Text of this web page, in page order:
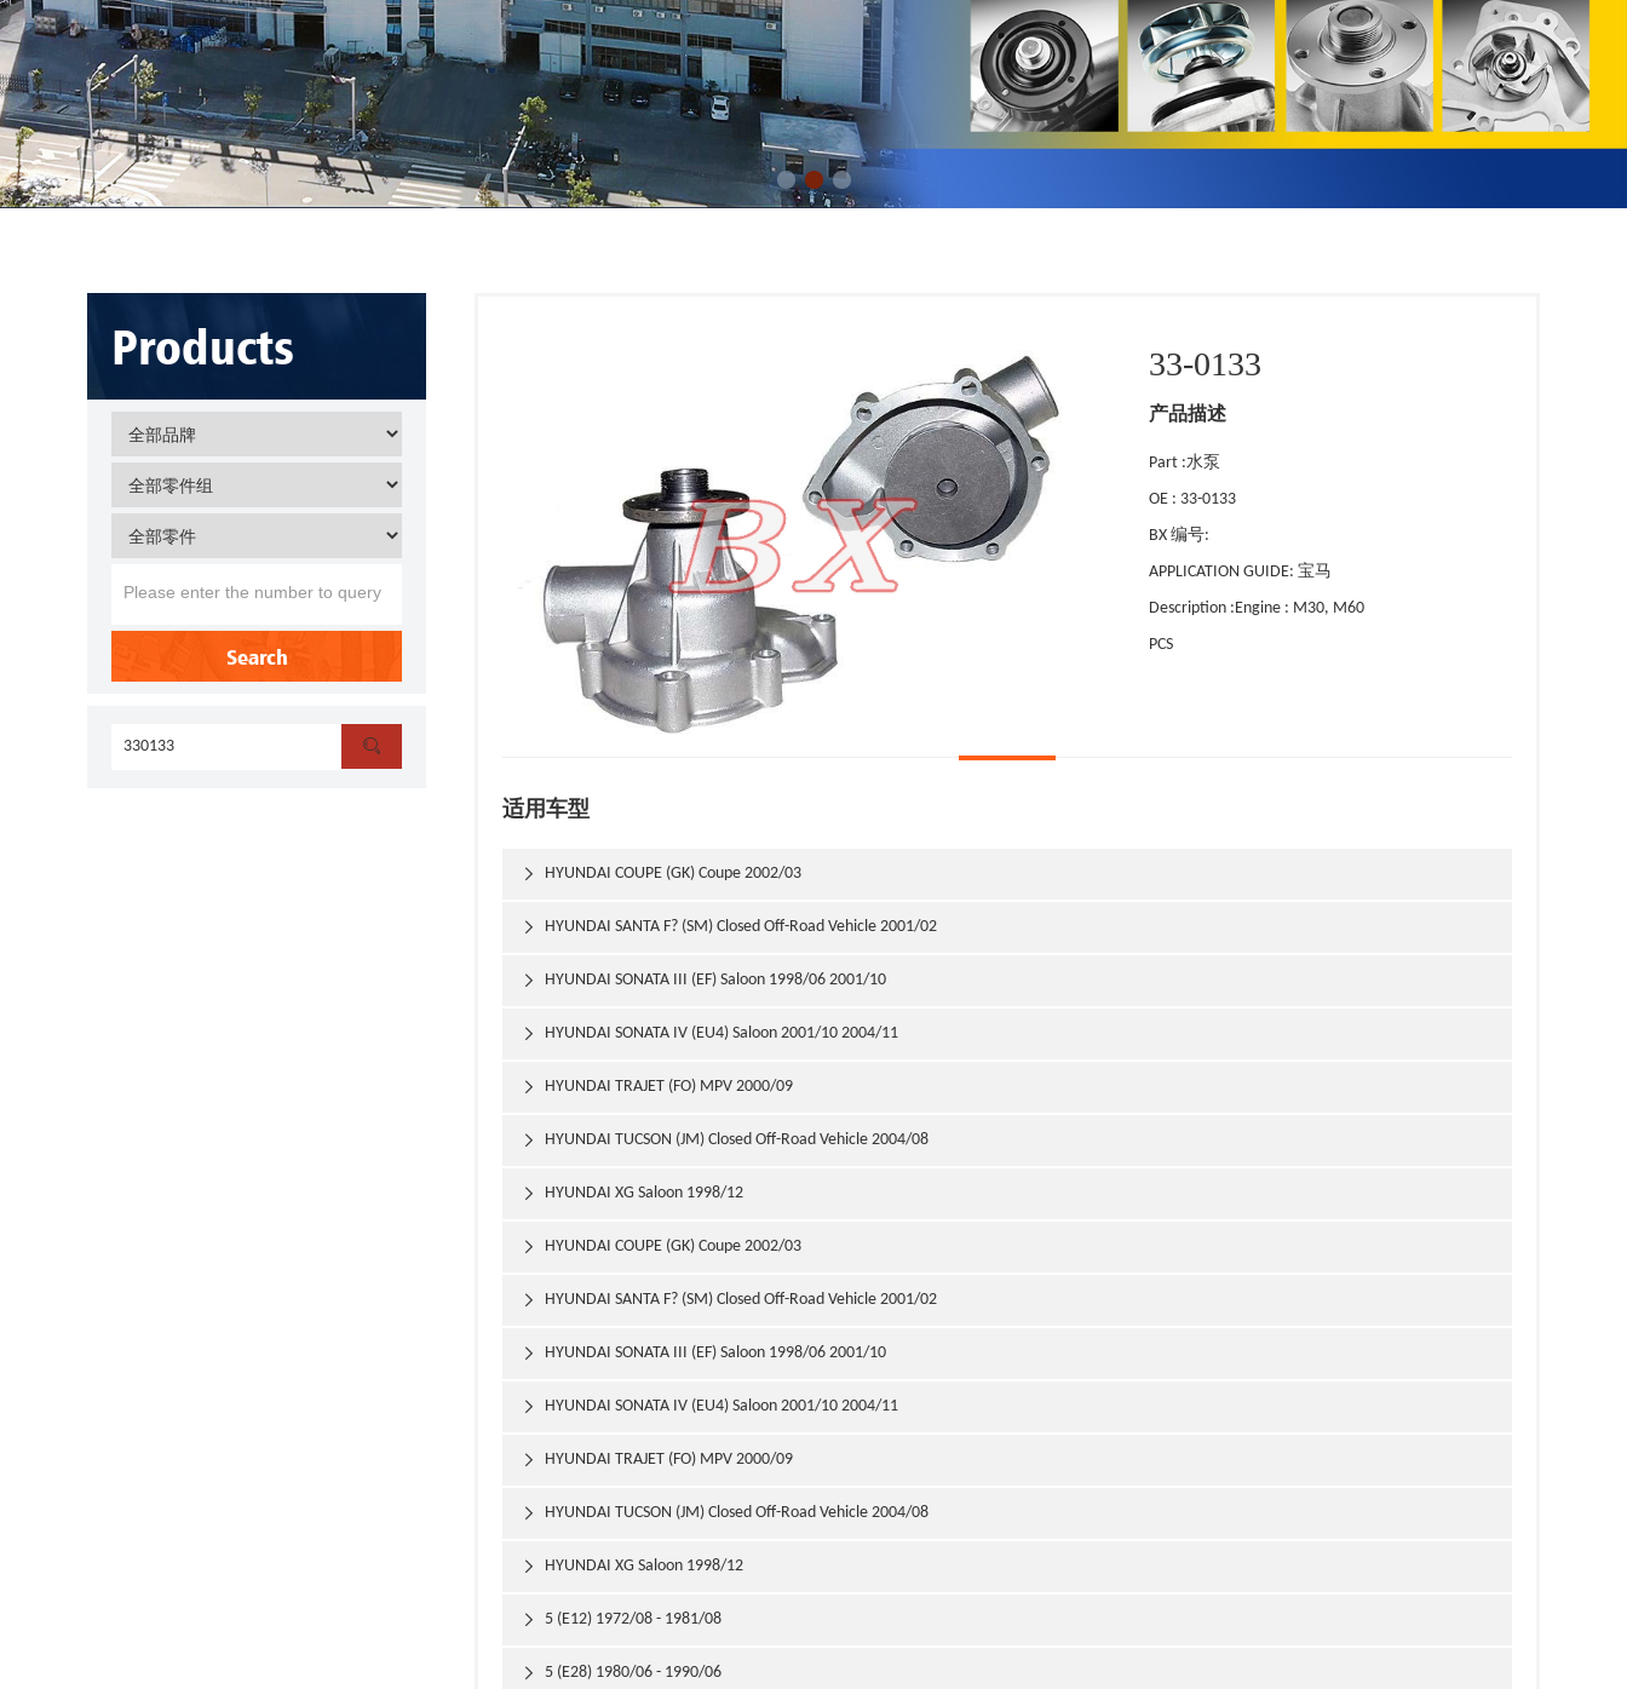
Products
Search

33-0133
产品描述
Part :水泵
OE : 33-0133
BX 编号:
APPLICATION GUIDE: 宝马
Description :Engine : M30, M60
PCS
适用车型
HYUNDAI COUPE (GK) Coupe 2002/03

HYUNDAI SANTA F? (SM) Closed Off-Road Vehicle 2001/02

HYUNDAI SONATA III (EF) Saloon 1998/06 2001/10

HYUNDAI SONATA IV (EU4) Saloon 2001/10 2004/11

HYUNDAI TRAJET (FO) MPV 2000/09

HYUNDAI TUCSON (JM) Closed Off-Road Vehicle 2004/08

HYUNDAI XG Saloon 1998/12

HYUNDAI COUPE (GK) Coupe 2002/03

HYUNDAI SANTA F? (SM) Closed Off-Road Vehicle 2001/02

HYUNDAI SONATA III (EF) Saloon 1998/06 2001/10

HYUNDAI SONATA IV (EU4) Saloon 2001/10 2004/11

HYUNDAI TRAJET (FO) MPV 2000/09

HYUNDAI TUCSON (JM) Closed Off-Road Vehicle 2004/08

HYUNDAI XG Saloon 1998/12

5 (E12) 1972/08 - 1981/08

5 (E28) 1980/06 - 1990/06
